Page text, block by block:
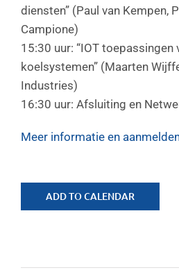
diensten” (Paul van Kempen,
Campione)
15:30 uur: “IOT toepassingen
koelsystemen” (Maarten
Industries)
16:30 uur: Afsluiting en
Meer informatie en
ADD TO CALENDAR